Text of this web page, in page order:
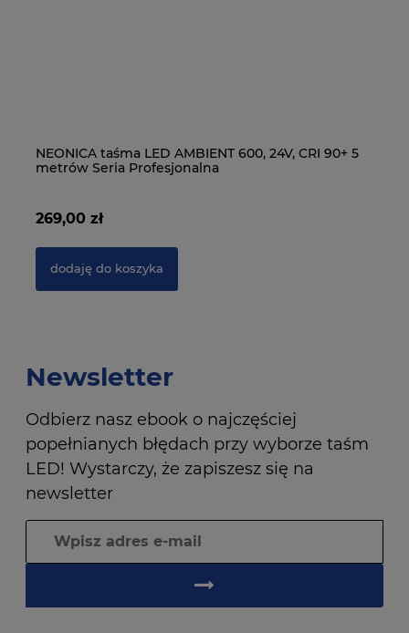
NEONICA taśma LED AMBIENT 600, 24V, CRI 90+ 5
metrów Seria Profesjonalna
269,00 zł
dodaję do koszyka
Newsletter
Odbierz nasz ebook o najczęściej
popełnianych błędach przy wyborze taśm
LED! Wystarczy, że zapiszesz się na
newsletter